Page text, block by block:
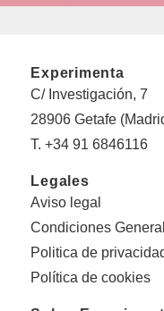
Experimenta
C/ Investigación, 7
28906 Getafe
T. +34 91 6846116
Legales
Aviso legal
Condiciones
Politica de
Política de cookies